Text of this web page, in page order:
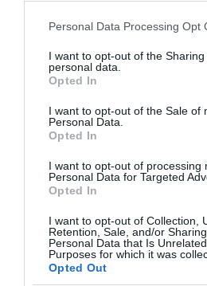
Please note that this website/app
not limited to your visit or usage
grant or deny consent to Google
use your data for below specified
consent section.
Personal Data Processing Opt
I want to opt-out of the
personal data.
Opted In
I want to opt-out of the Sale of
Personal Data.
Opted In
I want to opt-out of processing
Personal Data for Targeted
Opted In
I want to opt-out of Collection,
Retention, Sale, and/or
Personal Data that Is
Purposes for which it was
Opted Out
Ισοπαλία για τα
Η ομάδα esports του
για Hellenic Challengers Cup
18.07.2026 E-SPORTS
ΤΕΛΕΥΤΑΙΑ ΝΕΑ